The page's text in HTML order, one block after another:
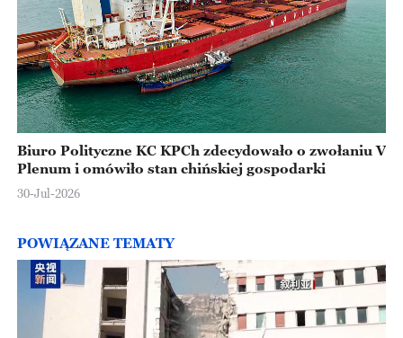
Biuro Polityczne KC KPCh zdecydowało o zwołaniu V
Plenum i omówiło stan chińskiej gospodarki
30-Jul-2026
POWIĄZANE TEMATY